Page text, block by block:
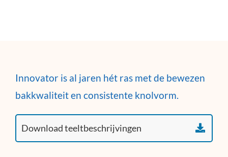
Innovator is al jaren hét ras met de bewezen
bakkwaliteit en consistente knolvorm.